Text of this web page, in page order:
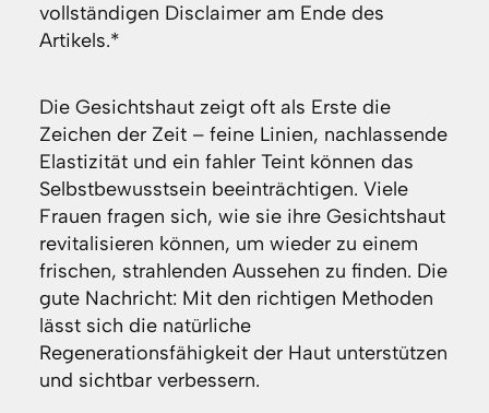
vollständigen Disclaimer am Ende des
Artikels.*
Die Gesichtshaut zeigt oft als Erste die
Zeichen der Zeit – feine Linien, nachlassende
Elastizität und ein fahler Teint können das
Selbstbewusstsein beeinträchtigen. Viele
Frauen fragen sich, wie sie ihre Gesichtshaut
revitalisieren können, um wieder zu einem
frischen, strahlenden Aussehen zu finden. Die
gute Nachricht: Mit den richtigen Methoden
lässt sich die natürliche
Regenerationsfähigkeit der Haut unterstützen
und sichtbar verbessern.